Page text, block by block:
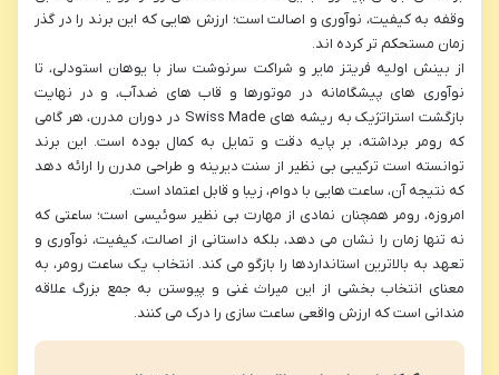
وقفه به کیفیت، نوآوری و اصالت است؛ ارزش هایی که این برند را در گذر
زمان مستحکم تر کرده اند.
از بینش اولیه فریتز مایر و شراکت سرنوشت ساز با یوهان استودلی، تا
نوآوری های پیشگامانه در موتورها و قاب های ضدآب، و در نهایت
بازگشت استراتژیک به ریشه های Swiss Made در دوران مدرن، هر گامی
که رومر برداشته، بر پایه دقت و تمایل به کمال بوده است. این برند
توانسته است ترکیبی بی نظیر از سنت دیرینه و طراحی مدرن را ارائه دهد
که نتیجه آن، ساعت هایی با دوام، زیبا و قابل اعتماد است.
امروزه، رومر همچنان نمادی از مهارت بی نظیر سوئیسی است؛ ساعتی که
نه تنها زمان را نشان می دهد، بلکه داستانی از اصالت، کیفیت، نوآوری و
تعهد به بالاترین استانداردها را بازگو می کند. انتخاب یک ساعت رومر، به
معنای انتخاب بخشی از این میراث غنی و پیوستن به جمع بزرگ علاقه
مندانی است که ارزش واقعی ساعت سازی را درک می کنند.